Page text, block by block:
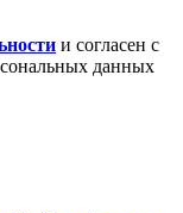
и согласен с
данных